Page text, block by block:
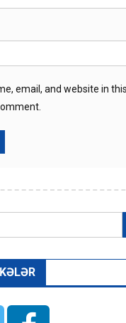
email, and website in